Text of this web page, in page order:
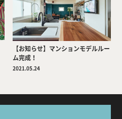
【お知らせ】マンションモデルルー
ム完成！
2021.05.24
Work Flow